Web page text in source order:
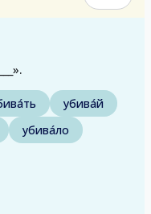
убива́й
убива́ло